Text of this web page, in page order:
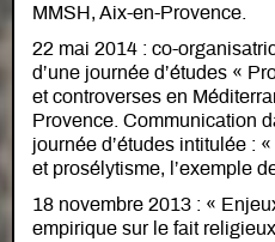
MMSH, Aix-en-Provence.
22 mai 2014 : co-
d’une journée d’études «
et controverses en
Provence. Communication
journée d’études intitulée :
et prosélytisme, l’exemple
18 novembre 2013 : «
empirique sur le fait